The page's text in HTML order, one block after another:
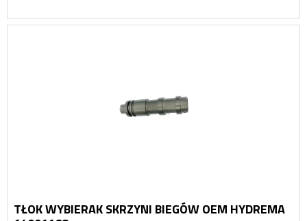
TŁOK WYBIERAK SKRZYNI BIEGÓW OEM HYDREMA